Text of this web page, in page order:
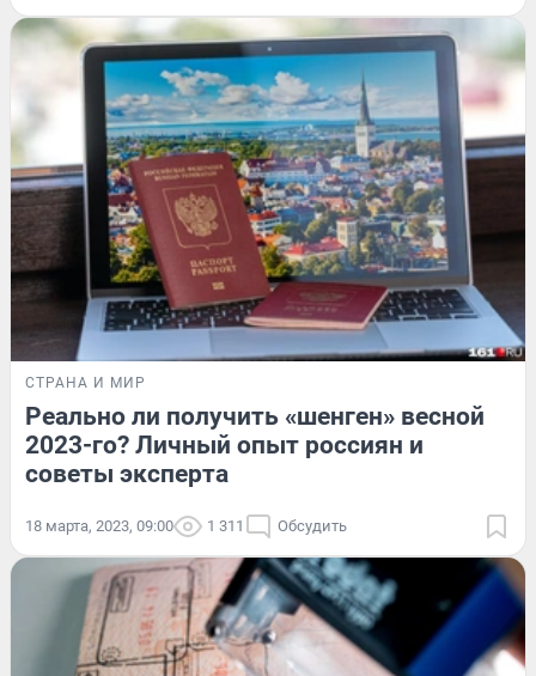
СТРАНА И МИР
Реально ли получить «шенген» весной
2023-го? Личный опыт россиян и
советы эксперта
18 марта, 2023, 09:00 1 311 Обсудить